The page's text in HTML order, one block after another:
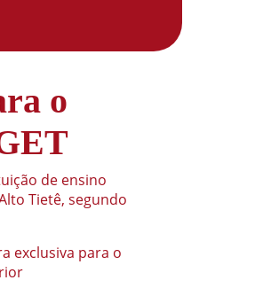
o
de ensino
Tietê, segundo
exclusiva para o